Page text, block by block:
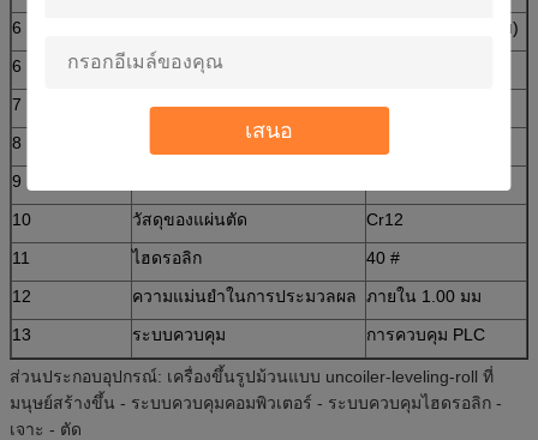
เสนอ
6
เหล็กแบริ่งเพลา (ดับ)
6
ความหนาของแผ่น
7
ผลผลิต
8-10m / นาที
8
เส้นผ่านศูนย์กลางของลูกกลิ้ง
9
10
วัสดุของแผ่นตัด
Cr12
11
ไฮดรอลิก
40 #
12
ความแม่นยำในการประมวลผล ภายใน 1.00 มม
13
ระบบควบคุม การควบคุม PLC
ส่วนประกอบอุปกรณ์: เครื่องขึ้นรูปม้วนแบบ uncoiler-leveling-roll ที่
มนุษย์สร้างขึ้น - ระบบควบคุมคอมพิวเตอร์ - ระบบควบคุมไฮดรอลิก -
เจาะ - ตัด